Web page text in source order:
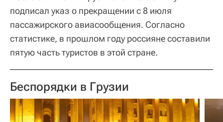
подписал указ о прекращении с 8 июля
пассажирского авиасообщения. Согласно
статистике, в прошлом году россияне составили
пятую часть туристов в этой стране.
Беспорядки в Грузии